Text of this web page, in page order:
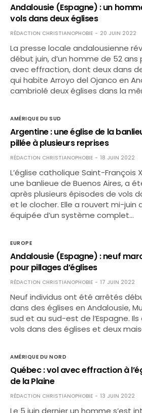
Andalousie (Espagne) : un
vols dans deux églises
RÉDACTION CHRISTIANOPHOBIE 20 JUIN 2022
La presse locale andalousienne
début juin, d’un homme de 52
avec effraction, dont deux dans
qui habite Arroyo del Ojanco en
cambriolé deux églises dans la
AMÉRIQUE DU SUD
Argentine : une église de la
pillée à plusieurs reprises
RÉDACTION CHRISTIANOPHOBIE 18 JUIN 2022
L’église catholique Saint-François
une banlieue de Buenos Aires, a
après plusieurs épisodes de vols
et le clocher. Elle a rouvert mi-juin
équipée d’un système complet…
EUROPE
Andalousie (Espagne) : neuf
pour pillages d’églises
RÉDACTION CHRISTIANOPHOBIE 17 JUIN 2022
Neuf individus ont été arrêtés
dans des églises en Andalousie,
sud et au sud-est de l’Espagne.
vols dans des églises et deux
AMÉRIQUE DU NORD
Québec : vol avec effraction à
de la Plaine
RÉDACTION CHRISTIANOPHOBIE 13 JUIN 2022
Le 5 juin dernier un homme s’est